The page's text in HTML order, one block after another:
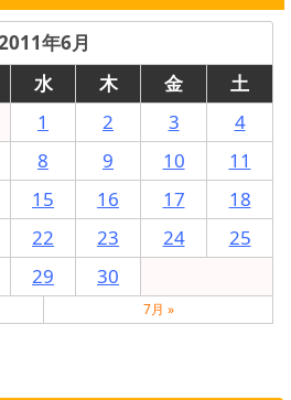
年6月
水 木 金
土
1
2 3
4
8 9 10
11
15 16 17
18
22 23 24
25
29 30
7月 »